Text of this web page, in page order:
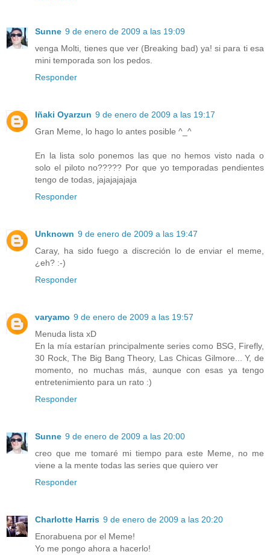
Sunne 9 de enero de 2009 a las 19:09
venga Molti, tienes que ver (Breaking bad) ya! si para ti esa
mini temporada son los pedos.
Responder
Iñaki Oyarzun 9 de enero de 2009 a las 19:17
Gran Meme, lo hago lo antes posible ^_^
En la lista solo ponemos las que no hemos visto nada o
solo el piloto no????? Por que yo temporadas pendientes
tengo de todas, jajajajajaja
Responder
Unknown 9 de enero de 2009 a las 19:47
Caray, ha sido fuego a discreción lo de enviar el meme,
¿eh? :-)
Responder
varyamo 9 de enero de 2009 a las 19:57
Menuda lista xD
En la mía estarían principalmente series como BSG, Firefly,
30 Rock, The Big Bang Theory, Las Chicas Gilmore... Y, de
momento, no muchas más, aunque con esas ya tengo
entretenimiento para un rato :)
Responder
Sunne 9 de enero de 2009 a las 20:00
creo que me tomaré mi tiempo para este Meme, no me
viene a la mente todas las series que quiero ver
Responder
Charlotte Harris 9 de enero de 2009 a las 20:20
Enorabuena por el Meme!
Yo me pongo ahora a hacerlo!